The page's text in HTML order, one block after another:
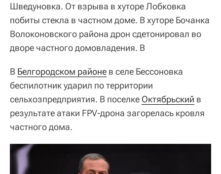
Шведуновка. От взрыва в хуторе Лобковка
побиты стекла в частном доме. В хуторе Бочанка
Волоконовского района дрон сдетонировал во
дворе частного домовладения. В
В Белгородском районе в селе Бессоновка
беспилотник ударил по территории
сельхозпредприятия. В поселке Октябрьский в
результате атаки FPV-дрона загорелась кровля
частного дома.